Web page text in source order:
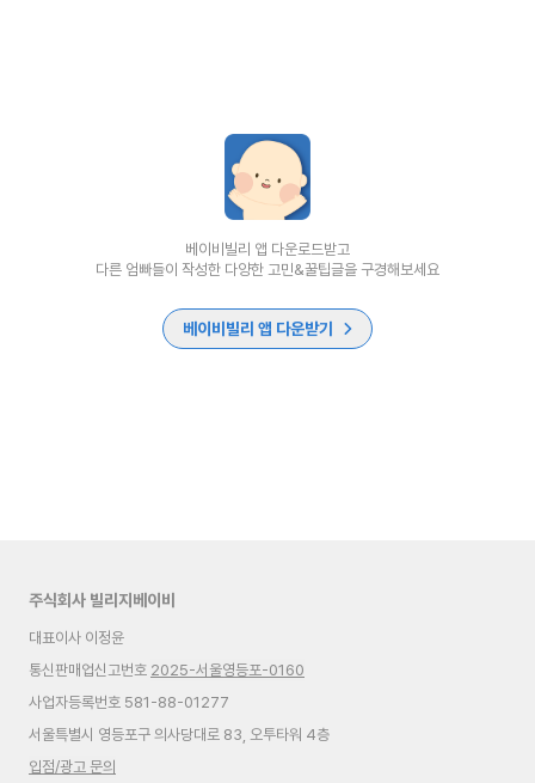
베이비빌리 앱 다운로드받고
다른 엄빠들이 작성한 다양한 고민&꿀팁글을 구경해보세요
베이비빌리 앱 다운받기
주식회사 빌리지베이비
대표이사 이정윤
통신판매업신고번호 2025-서울영등포-0160
사업자등록번호 581-88-01277
서울특별시 영등포구 의사당대로 83, 오투타워 4층
입점/광고 문의